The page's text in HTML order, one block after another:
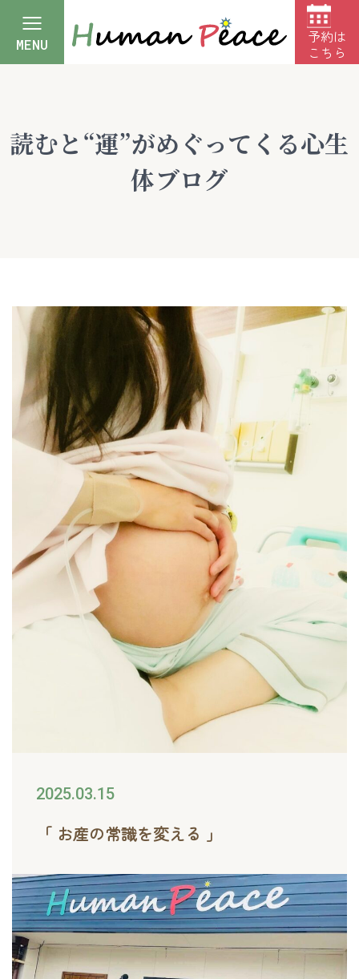
MENU
予約は
こちら
読むと“運”がめぐってくる心生
体ブログ
2025.03.15
「 お産の常識を変える 」